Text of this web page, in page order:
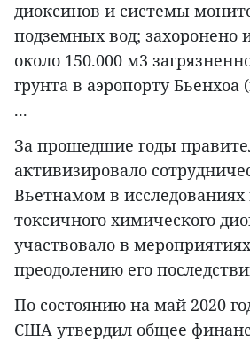
диоксинов и системы
подземных вод; захоронено
около 150.000 м3
грунта в аэропорту Бьенхоа
...
За прошедшие годы
активизировало
Вьетнамом в исследованиях
токсичного химического
участвовало в
преодолению его
По состоянию на май 2020
США утвердил общее